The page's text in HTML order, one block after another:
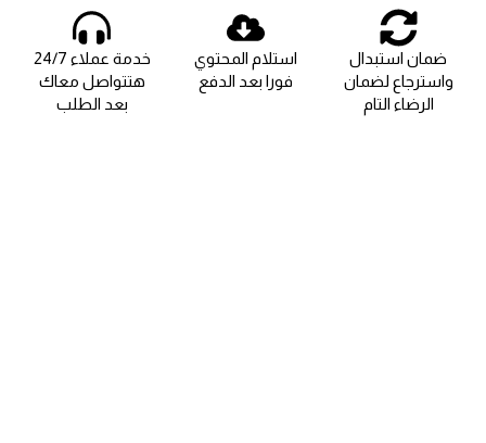
ضمان استبدال
واسترجاع لضمان
الرضاء التام
استلام المحتوي
فورا بعد الدفع
خدمة عملاء 24/7
هتتواصل معاك
بعد الطلب